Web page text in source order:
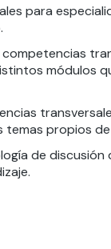
para
módulos
temas propios
de